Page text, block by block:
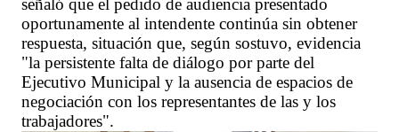
señaló que el pedido de audiencia presentado
oportunamente al intendente continúa sin obtener
respuesta, situación que, según sostuvo, evidencia
"la persistente falta de diálogo por parte del
Ejecutivo Municipal y la ausencia de espacios de
negociación con los representantes de las y los
trabajadores".